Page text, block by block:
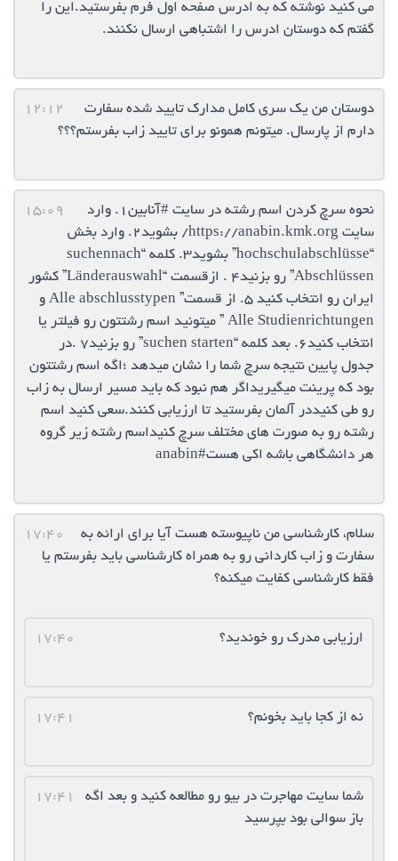
می کنید نوشته که به ادرس صفحه اول فرم بفرستید.این را
گفتم که دوستان ادرس را اشتباهی ارسال نکنند.
12:12
دوستان من یک سری کامل مدارک تایید شده سفارت
دارم از پارسال. میتونم همونو برای تایید زاب بفرستم؟؟؟
15:09
نحوه سرچ کردن اسم رشته در سایت #آنابین1. وارد
سایت https://anabin.kmk.org/ بشوید2. وارد بخش
“hochschulabschlüsse” بشوید3. کلمه “suchennach
Abschlüssen” رو بزنید4 . ازقسمت “Länderauswahl” کشور
ایران رو انتخاب کنید 5. از قسمت” Alle abschlusstypen و
Alle Studienrichtungen ” ميتونيد اسم رشتتون رو فيلتر يا
انتخاب کنید6. بعد کلمه “suchen starten” رو بزنید7 .در
جدول پایین نتیجه سرچ شما را نشان میدهد ؛اگه اسم رشتتون
بود كه پرينت ميگيريداگر هم نبود كه بايد مسير ارسال به زاب
رو طي كنيددر آلمان بفرستید تا ارزیابی کنند.سعي كنيد اسم
رشته رو به صورت هاي مختلف سرچ كنيداسم رشته زير گروه
هر دانشگاهي باشه اكي هست#anabin
17:40
سلام، کارشناسی من ناپیوسته هست آیا برای ارائه به
سفارت و زاب کاردانی رو به همراه کارشناسی باید بفرستم یا
فقط کارشناسی کفایت میکنه؟
17:40 ارزیابی مدرک رو خوندید؟
17:41 نه از کجا باید بخونم؟
17:41
شما سایت مهاجرت در بیو رو مطالعه کنید و بعد اگه
باز سوالی بود بپرسید